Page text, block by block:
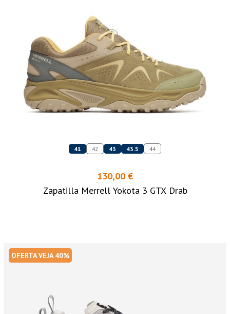
41 42 43 43.5 44
130,00 €
Zapatilla Merrell Yokota 3 GTX Drab
OFERTA VEJA 40%